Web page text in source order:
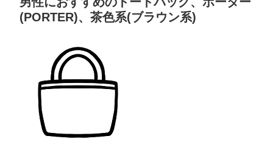
(PORTER)、茶色系(ブラウン系)